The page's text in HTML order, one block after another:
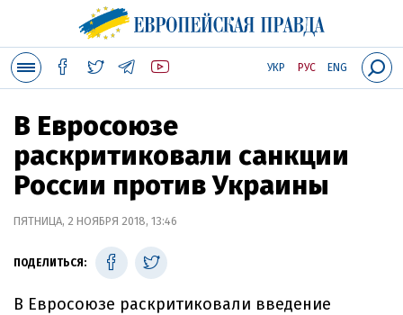
УКР РУС ENG
В Евросоюзе
раскритиковали санкции
России против Украины
ПЯТНИЦА, 2 НОЯБРЯ 2018, 13:46
ПОДЕЛИТЬСЯ:
В Евросоюзе раскритиковали введение